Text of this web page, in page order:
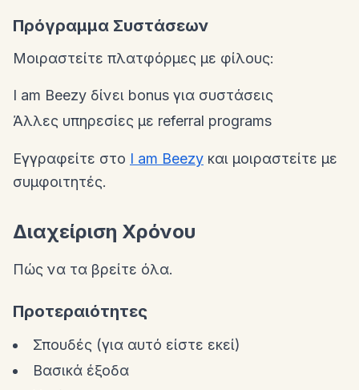
Πρόγραμμα Συστάσεων
Μοιραστείτε πλατφόρμες με φίλους:
I am Beezy δίνει bonus για συστάσεις
Άλλες υπηρεσίες με referral programs
Εγγραφείτε στο I am Beezy και μοιραστείτε με
συμφοιτητές.
Διαχείριση Χρόνου
Πώς να τα βρείτε όλα.
Προτεραιότητες
Σπουδές (για αυτό είστε εκεί)
Βασικά έξοδα